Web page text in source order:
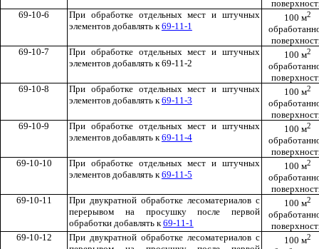
69-10-6
При обработке отдельных мест и штучных
элементов добавлять к69-11-1
100 м2
69-10-7
При обработке отдельных мест и штучных
элементов добавлять к 69-11-2
100 м2
69-10-8
При обработке отдельных мест и штучных
элементов добавлять к69-11-3
100 м2
69-10-9
При обработке отдельных мест и штучных
элементов добавлять к69-11-4
100 м2
69-10-10
При обработке отдельных мест и штучных
элементов добавлять к69-11-5
100 м2
69-10-11
При двукратной обработке лесоматериалов с
перерывом на просушку после первой
обработки добавлять к69-11-1
100 м2
69-10-12
При двукратной обработке лесоматериалов с
100 м2